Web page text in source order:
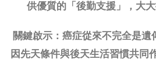
供優質的「後勤支援」，大大
關鍵啟示：癌症從來不完全是遺
因先天條件與後天生活習慣共同